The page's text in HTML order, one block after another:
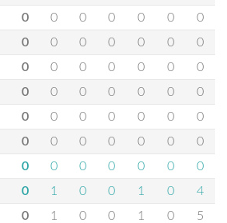
0 0 0 0 0 0
0
0 0 0 0 0 0
0
0 0 0 0 0 0
0
0 0 0 0 0 0
0
0 0 0 0 0 0
0
0 0 0 0 0 0
0
0 0 0 0 0 0
0
0 1 0 0 1 0
4
0 1 0 0 1 0 5